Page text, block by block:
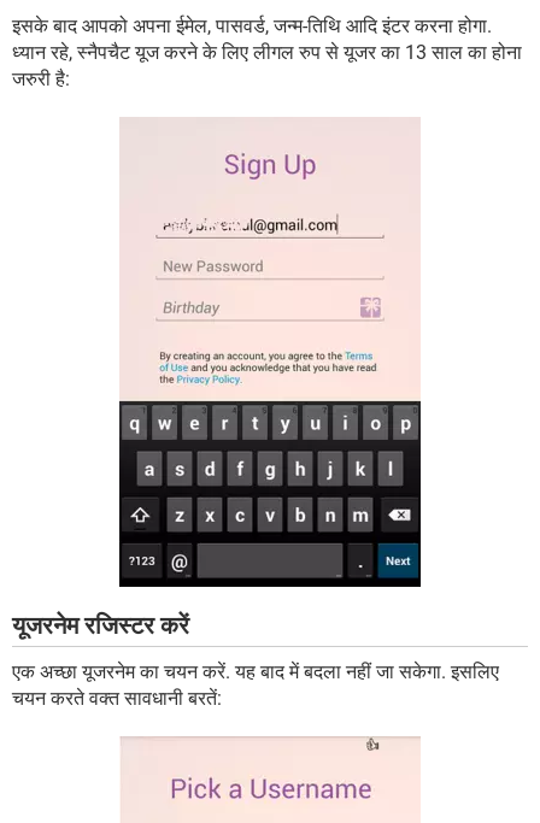
इसके बाद आपको अपना ईमेल, पासवर्ड, जन्म-तिथि आदि इंटर करना होगा.
ध्यान रहे, स्नैपचैट यूज करने के लिए लीगल रुप से यूजर का 13 साल का होना
जरुरी है:
यूजरनेम रजिस्टर करें
एक अच्छा यूजरनेम का चयन करें. यह बाद में बदला नहीं जा सकेगा. इसलिए
चयन करते वक्त सावधानी बरतें: